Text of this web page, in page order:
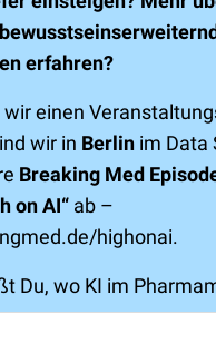
erfahren?
wir einen
wir in Berlin im Data
Breaking Med
on AI“ ab –
highonai.
Du, wo KI im